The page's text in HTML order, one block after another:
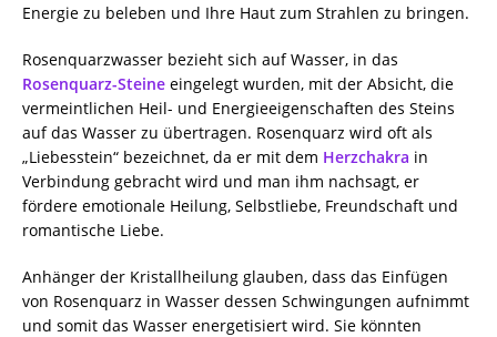
Energie zu beleben und Ihre Haut zum Strahlen zu bringen.
Rosenquarzwasser bezieht sich auf Wasser, in das
Rosenquarz-Steine eingelegt wurden, mit der Absicht, die
vermeintlichen Heil- und Energieeigenschaften des Steins
auf das Wasser zu übertragen. Rosenquarz wird oft als
„Liebesstein“ bezeichnet, da er mit dem Herzchakra in
Verbindung gebracht wird und man ihm nachsagt, er
fördere emotionale Heilung, Selbstliebe, Freundschaft und
romantische Liebe.
Anhänger der Kristallheilung glauben, dass das Einfügen
von Rosenquarz in Wasser dessen Schwingungen aufnimmt
und somit das Wasser energetisiert wird. Sie könnten